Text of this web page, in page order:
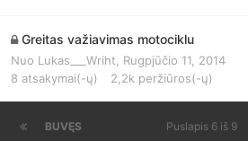
Greitas važiavimas motociklu
Nuo Lukas___Wriht
Rugpjūčio 11, 2014
8 atsakymai(-ų) 2,2k peržiūros(-ų)
BUVĘS Puslapis 6 iš 9